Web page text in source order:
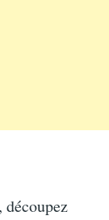
découpez